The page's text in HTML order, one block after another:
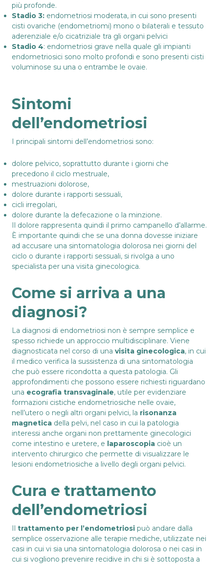
più profonde.
Stadio 3: endometriosi moderata, in cui sono presenti
cisti ovariche (endometriomi) mono o bilaterali e tessuto
aderenziale e/o cicatriziale tra gli organi pelvici
Stadio 4: endometriosi grave nella quale gli impianti
endometriosici sono molto profondi e sono presenti cisti
voluminose su una o entrambe le ovaie.
Sintomi
dell’endometriosi
I principali sintomi dell’endometriosi sono:
dolore pelvico, soprattutto durante i giorni che
precedono il ciclo mestruale,
mestruazioni dolorose,
dolore durante i rapporti sessuali,
cicli irregolari,
dolore durante la defecazione o la minzione.
Il dolore rappresenta quindi il primo campanello d’allarme.
È importante quindi che se una donna dovesse iniziare
ad accusare una sintomatologia dolorosa nei giorni del
ciclo o durante i rapporti sessuali, si rivolga a uno
specialista per una visita ginecologica.
Come si arriva a una
diagnosi?
La diagnosi di endometriosi non è sempre semplice e
spesso richiede un approccio multidisciplinare. Viene
diagnosticata nel corso di una visita ginecologica, in cui
il medico verifica la sussistenza di una sintomatologia
che può essere ricondotta a questa patologia. Gli
approfondimenti che possono essere richiesti riguardano
una ecografia transvaginale, utile per evidenziare
formazioni cistiche endometriosiche nelle ovaie,
nell’utero o negli altri organi pelvici, la risonanza
magnetica della pelvi, nel caso in cui la patologia
interessi anche organi non prettamente ginecologici
come intestino e uretere, e laparoscopia cioè un
intervento chirurgico che permette di visualizzare le
lesioni endometriosiche a livello degli organi pelvici.
Cura e trattamento
dell’endometriosi
Il trattamento per l’endometriosi può andare dalla
semplice osservazione alle terapie mediche, utilizzate nei
casi in cui vi sia una sintomatologia dolorosa o nei casi in
cui si vogliono prevenire recidive in chi si è sottoposta a